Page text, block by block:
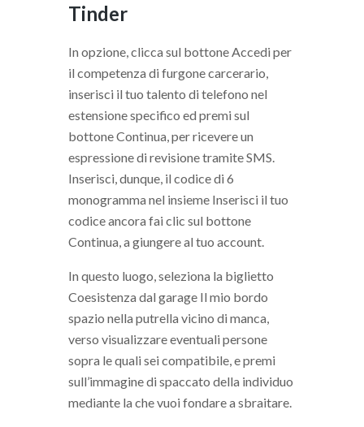
Tinder
In opzione, clicca sul bottone Accedi per
il competenza di furgone carcerario,
inserisci il tuo talento di telefono nel
estensione specifico ed premi sul
bottone Continua, per ricevere un
espressione di revisione tramite SMS.
Inserisci, dunque, il codice di 6
monogramma nel insieme Inserisci il tuo
codice ancora fai clic sul bottone
Continua, a giungere al tuo account.
In questo luogo, seleziona la biglietto
Coesistenza dal garage Il mio bordo
spazio nella putrella vicino di manca,
verso visualizzare eventuali persone
sopra le quali sei compatibile, e premi
sull’immagine di spaccato della individuo
mediante la che vuoi fondare a sbraitare.